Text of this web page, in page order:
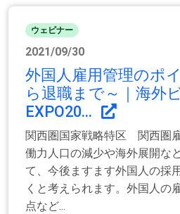
ウェビナー
2021/09/30
外国人雇用管理のポ
ら退職まで～｜海外
EXPO20...
関西圏国家戦略特区 関西圏
働力人口の減少や海外展開な
て、今後ますます外国人の採
くと考えられます。外国人の
点など...